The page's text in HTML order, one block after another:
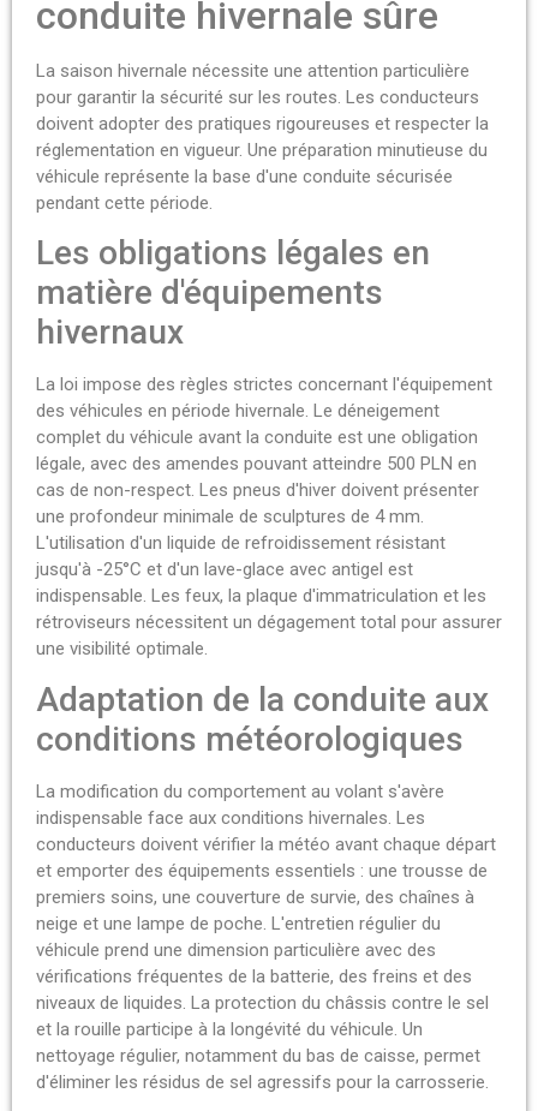
conduite hivernale sûre
La saison hivernale nécessite une attention particulière
pour garantir la sécurité sur les routes. Les conducteurs
doivent adopter des pratiques rigoureuses et respecter la
réglementation en vigueur. Une préparation minutieuse du
véhicule représente la base d'une conduite sécurisée
pendant cette période.
Les obligations légales en
matière d'équipements
hivernaux
La loi impose des règles strictes concernant l'équipement
des véhicules en période hivernale. Le déneigement
complet du véhicule avant la conduite est une obligation
légale, avec des amendes pouvant atteindre 500 PLN en
cas de non-respect. Les pneus d'hiver doivent présenter
une profondeur minimale de sculptures de 4 mm.
L'utilisation d'un liquide de refroidissement résistant
jusqu'à -25°C et d'un lave-glace avec antigel est
indispensable. Les feux, la plaque d'immatriculation et les
rétroviseurs nécessitent un dégagement total pour assurer
une visibilité optimale.
Adaptation de la conduite aux
conditions météorologiques
La modification du comportement au volant s'avère
indispensable face aux conditions hivernales. Les
conducteurs doivent vérifier la météo avant chaque départ
et emporter des équipements essentiels : une trousse de
premiers soins, une couverture de survie, des chaînes à
neige et une lampe de poche. L'entretien régulier du
véhicule prend une dimension particulière avec des
vérifications fréquentes de la batterie, des freins et des
niveaux de liquides. La protection du châssis contre le sel
et la rouille participe à la longévité du véhicule. Un
nettoyage régulier, notamment du bas de caisse, permet
d'éliminer les résidus de sel agressifs pour la carrosserie.